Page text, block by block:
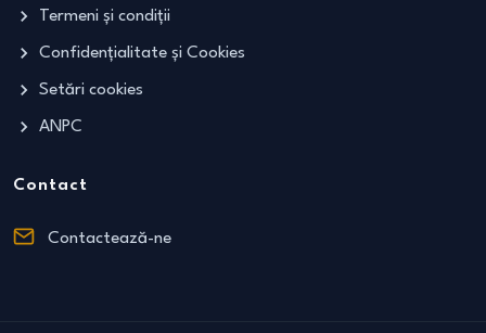
Termeni și condiții
Confidențialitate și Cookies
Setări cookies
ANPC
Contact
Contactează-ne